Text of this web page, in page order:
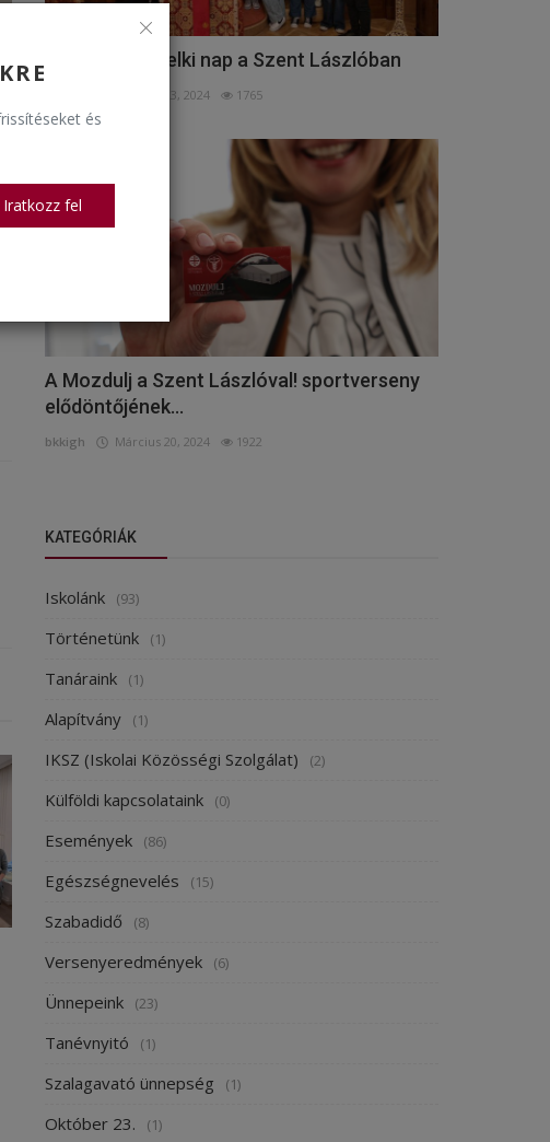
és
Iratkozz fel
Húsvét előtti lelki nap a Szent Lászlóban
Március 23, 2024 1765
A Mozdulj a Szent Lászlóval! sportverseny
elődöntőjének...
bkkigh Március 20, 2024 1922
KATEGÓRIÁK
Iskolánk (93)
Történetünk (1)
Tanáraink (1)
Alapítvány (1)
IKSZ (Iskolai Közösségi Szolgálat) (2)
Külföldi kapcsolataink (0)
Események (86)
Egészségnevelés (15)
Szabadidő (8)
Versenyeredmények (6)
Ünnepeink (23)
Tanévnyitó (1)
Szalagavató ünnepség (1)
Október 23. (1)